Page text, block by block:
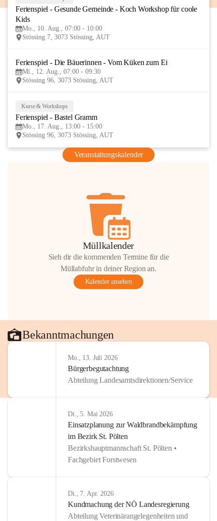
AUG
Ferienspiel - Gesunde Gemeinde - Koch Workshop für coole
Kids
Mo., 10. Aug., 07:00 - 10:00
Stössing 7, 3073 Stössing, AUT
Ferienspiel - Die Bäuerinnen - Vom Küken zum Ei
Mi., 12. Aug., 07:00 - 09:30
Stössing 96, 3073 Stössing, AUT
Kurse & Workshops
Ferienspiel - Bastel Gramm
Mo., 17. Aug., 13:00 - 15:00
Stössing 96, 3073 Stössing, AUT
Veranstaltungskalender
Müllkalender
Sieh dir die kommenden Termine für die
Müllabfuhr in deiner Region an.
Kalender ansehen
Bekanntmachungen
Mo., 13. Juli 2026
Bürgerbegutachtung
Abteilung Landesamtsdirektionen/Service
Di., 5. Mai 2026
Einsatzplanung zur Waldbrandbekämpfung
im Bezirk St. Pölten
Bezirkshauptmannschaft St. Pölten •
Fachgebiet Forstwesen
Di., 7. Apr. 2026
Kundmachung der NÖ Landesregierung
Abteilung Veterinärangelegenheiten und